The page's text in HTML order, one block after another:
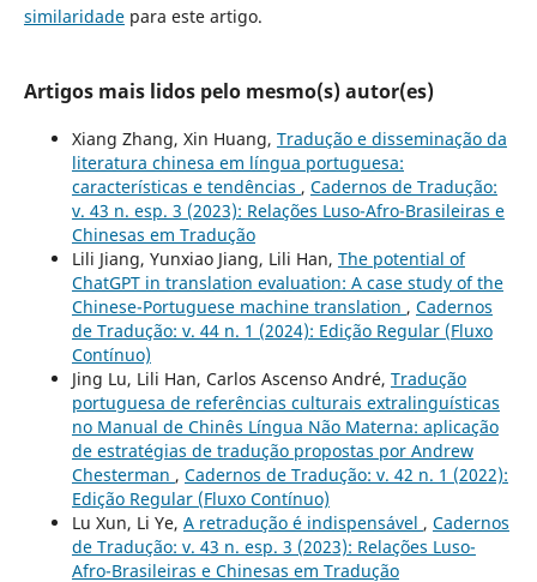
similaridadepara este artigo.
Artigos mais lidos pelo mesmo(s) autor(es)
Xiang Zhang, Xin Huang, Tradução e disseminação da
literatura chinesa em língua portuguesa:
características e tendências , Cadernos de Tradução:
v. 43 n. esp. 3 (2023): Relações Luso-Afro-Brasileiras e
Chinesas em Tradução
Lili Jiang, Yunxiao Jiang, Lili Han, The potential of
ChatGPT in translation evaluation: A case study of the
Chinese-Portuguese machine translation , Cadernos
de Tradução: v. 44 n. 1 (2024): Edição Regular (Fluxo
Contínuo)
Jing Lu, Lili Han, Carlos Ascenso André, Tradução
portuguesa de referências culturais extralinguísticas
no Manual de Chinês Língua Não Materna: aplicação
de estratégias de tradução propostas por Andrew
Chesterman , Cadernos de Tradução: v. 42 n. 1 (2022):
Edição Regular (Fluxo Contínuo)
Lu Xun, Li Ye, A retradução é indispensável , Cadernos
de Tradução: v. 43 n. esp. 3 (2023): Relações Luso-
Afro-Brasileiras e Chinesas em Tradução